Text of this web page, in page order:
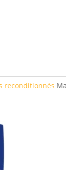
reconditionnés